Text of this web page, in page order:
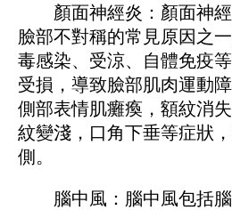
顏面神經炎：顏面神經
臉部不對稱的常見原因之
毒感染、受涼、自體免疫
受損，導致臉部肌肉運動
側部表情肌癱瘓，額紋消
紋變淺，口角下垂等症狀
側。
腦中風：腦中風包括腦